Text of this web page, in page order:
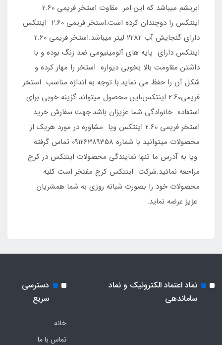
ابریشم میباشد که این امر مقاوت استخر فریمی 2.60
اینتکس را دوچندان کرده است.استخر فریمی 2.60 اینتکس
دارای گنجایش آب 2282 لیتر میباشد.استخر فریمی 2.60
اینتکس دارای پایه های آلومینیومی ضد زنگ بوده و با
داشتن مقاومت بالا بخوبی دیواره استخر را مهار کرده و
شکل آن را حفظ می نماید.با توجه به اندازه مناسب استخر
فریمی2.60 اینتکس،این محصول میتواند گزینه خوبی برای
استفاده خانوادگی شما عزیزان باشد.جهت سفارش خرید
استخر فریمی 2.60 اینتکس ویا مشاوره در مورد هریک از
محصولات میتوانید با شماره 09126389358 تماس گرفته
ویا به آدرس ما تنها نمایندگی محصولات اینتکس در کرج
مراجعه نمائید.شرکت اینتکس کرج مفتخر است کلیه
محصولات خود را بصورت شبانه روزی به شما همشریان
عزیز عرضه نماید.
نماد اعتماد الکترونیک و نماد
ساماندهی
دسترسی
سریع
خانه
تماس با ما